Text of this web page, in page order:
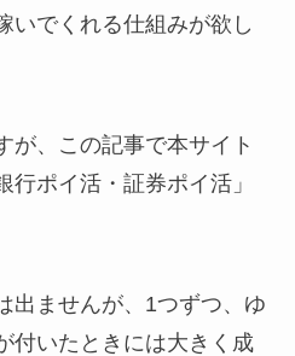
いでくれる仕組みが欲し
が、この記事で本サイト
ポイ活・証券ポイ活」
ませんが、 1つずつ、ゆ
付いたときには大きく成